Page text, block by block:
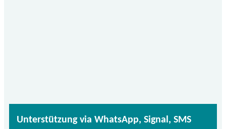
Unterstützung via WhatsApp, Signal, SMS